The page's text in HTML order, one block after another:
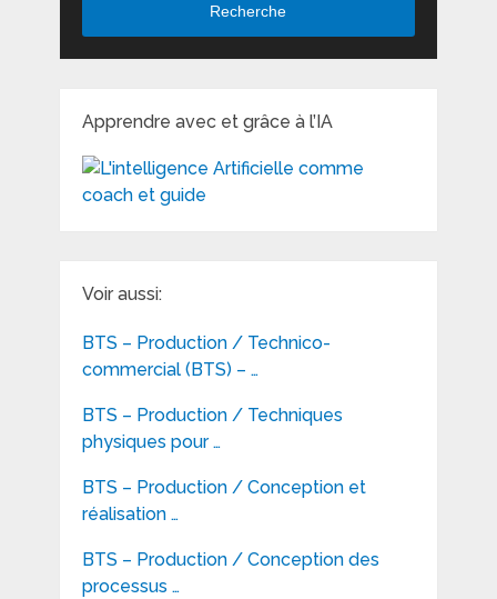
Recherche
Apprendre avec et grâce à l’IA
Voir aussi:
BTS – Production / Technico-
commercial (BTS) – …
BTS – Production / Techniques
physiques pour …
BTS – Production / Conception et
réalisation …
BTS – Production / Conception des
processus …